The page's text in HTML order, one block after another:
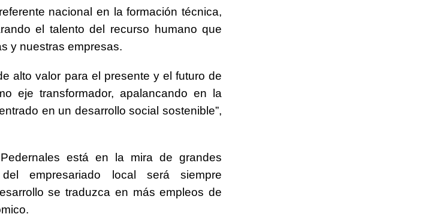
nacional en la formación técnica,
el talento del recurso humano que
y nuestras empresas.
alto valor para el presente y el futuro de
eje transformador, apalancando en la
en un desarrollo social sostenible”,
está en la mira de grandes
empresariado local será siempre
se traduzca en más empleos de